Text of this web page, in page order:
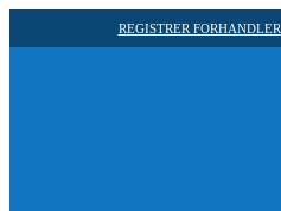
REGISTRER FORHANDLER